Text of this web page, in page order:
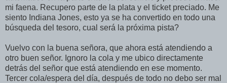
mi faena. Recupero parte de la plata y el ticket preciado. Me
siento Indiana Jones, esto ya se ha convertido en todo una
búsqueda del tesoro, cual será la próxima pista?
Vuelvo con la buena señora, que ahora está atendiendo a
otro buen señor. Ignoro la cola y me ubico directamente
detrás del señor que está atendiendo en ese momento.
Tercer cola/espera del día, después de todo no debo ser mal